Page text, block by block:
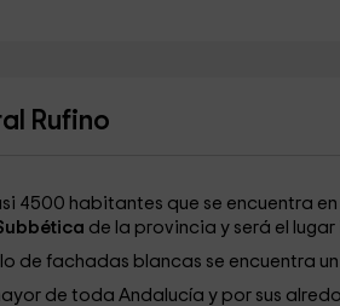
Rufino
4500 habitantes que se encuentra
de la provincia y será el
de fachadas blancas se encuentra un
de toda Andalucía y por sus